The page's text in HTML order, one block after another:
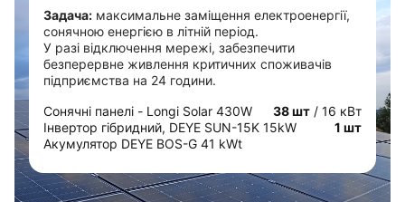
Задача: максимальне заміщення електроенергії,
сонячною енергією в літній період.
У разі відключення мережі, забезпечити
безперервне живлення критичних споживачів
підприємства на 24 години.
Сонячні панелі - Longi Solar 430W
38 шт / 16 кВт
Інвертор гібридний, DEYE SUN-15K 15kW
1 шт
Акумулятор DEYE BOS-G 41 kWt